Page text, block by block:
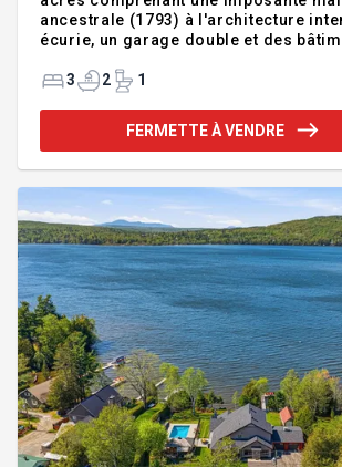
ancestrale (1793) à l'architecture
écurie, un garage double et des
Ayer's Cliff et North Hatley. Idéal pour
projets agrotouristiques ou
Une propriété de caractère offrant un
paisible et raffiné. Addenda :Cette
bâtiments accessoires (grange,
détaché). *Le second,
3 2 1
FERMETTE À VENDRE